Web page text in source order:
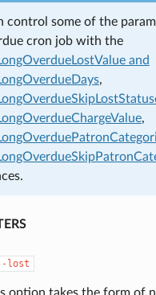
control some of the
cron job with the
and
,
,
lost